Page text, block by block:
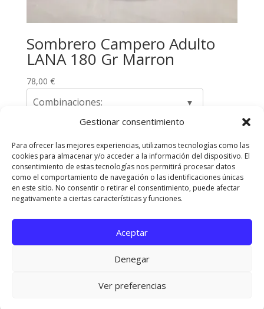
Gestionar consentimiento
Para ofrecer las mejores experiencias, utilizamos tecnologías como las
cookies para almacenar y/o acceder a la información del dispositivo. El
consentimiento de estas tecnologías nos permitirá procesar datos
como el comportamiento de navegación o las identificaciones únicas
en este sitio. No consentir o retirar el consentimiento, puede afectar
negativamente a ciertas características y funciones.
Aceptar
Denegar
Ver preferencias
Sombrero Campero Adulto
LANA 180 Gr Marron
78,00 €
Combinaciones:
Envíos y Devoluciones
Quienes somos
Contacta con nosotros
Política de privacidad
Políticas de Cookies
Aviso Legal
Elegant Themes
¡Ole! 🌺 Gracias por contactar con Pedroche Gitana. Dime qué necesitas y te